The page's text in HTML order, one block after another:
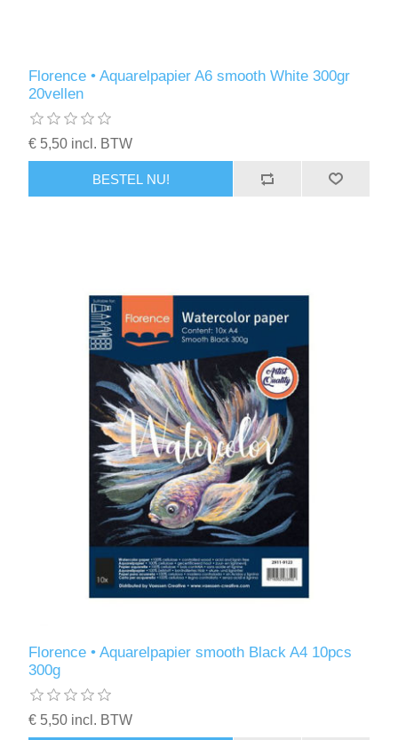
Florence • Aquarelpapier A6 smooth White 300gr
20vellen
€ 5,50 incl. BTW
BESTEL NU!
Florence • Aquarelpapier smooth Black A4 10pcs
300g
€ 5,50 incl. BTW